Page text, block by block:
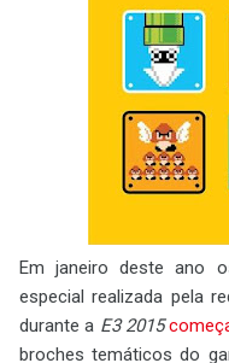
Em janeiro deste ano
especial realizada pela
durante a E3 2015
broches temáticos do